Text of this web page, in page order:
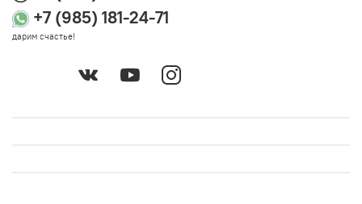
+7 (985) 181-24-71
дарим счастье!